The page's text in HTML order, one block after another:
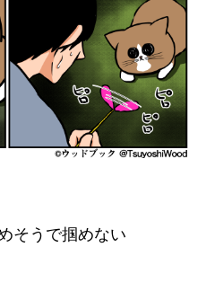
そうで掴めない